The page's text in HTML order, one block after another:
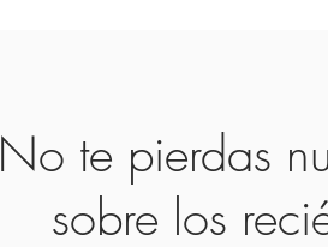
No te pierdas
sobre los